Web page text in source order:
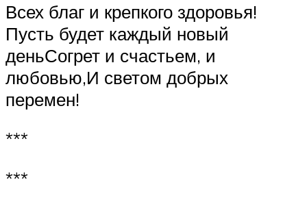
Всех благ и крепкого здоровья!
Пусть будет каждый новый
деньСогрет и счастьем, и
любовью,И светом добрых
перемен!
***
***